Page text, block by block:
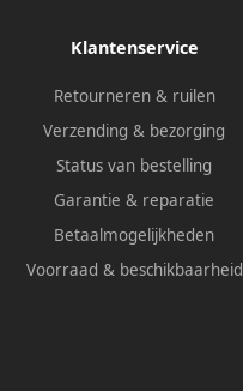
Klantenservice
Retourneren & ruilen
Verzending & bezorging
Status van bestelling
Garantie & reparatie
Betaalmogelijkheden
Voorraad & beschikbaarheid